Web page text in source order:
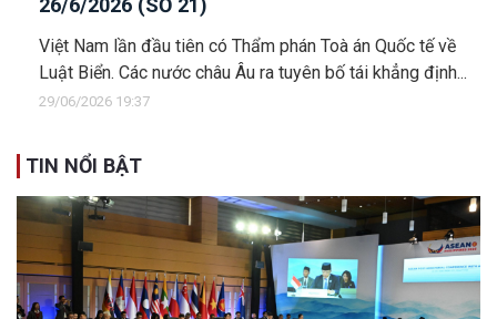
26/6/2026 (SỐ 21)
Việt Nam lần đầu tiên có Thẩm phán Toà án Quốc tế về
Luật Biển. Các nước châu Âu ra tuyên bố tái khẳng định...
29/06/2026 19:37
TIN NỔI BẬT